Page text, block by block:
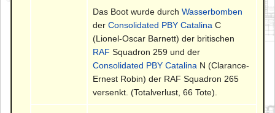
Das Boot wurde durchWasserbomben
derConsolidated PBY Catalina C
(Lionel-Oscar Barnett) der britischen
RAF Squadron 259 und der
Consolidated PBY Catalina N (Clarance-
Ernest Robin) der RAF Squadron 265
versenkt. (Totalverlust, 66 Tote).